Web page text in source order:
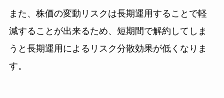
また、株価の変動リスクは長期運用することで軽
減することが出来るため、短期間で解約してしま
うと長期運用によるリスク分散効果が低くなりま
す。